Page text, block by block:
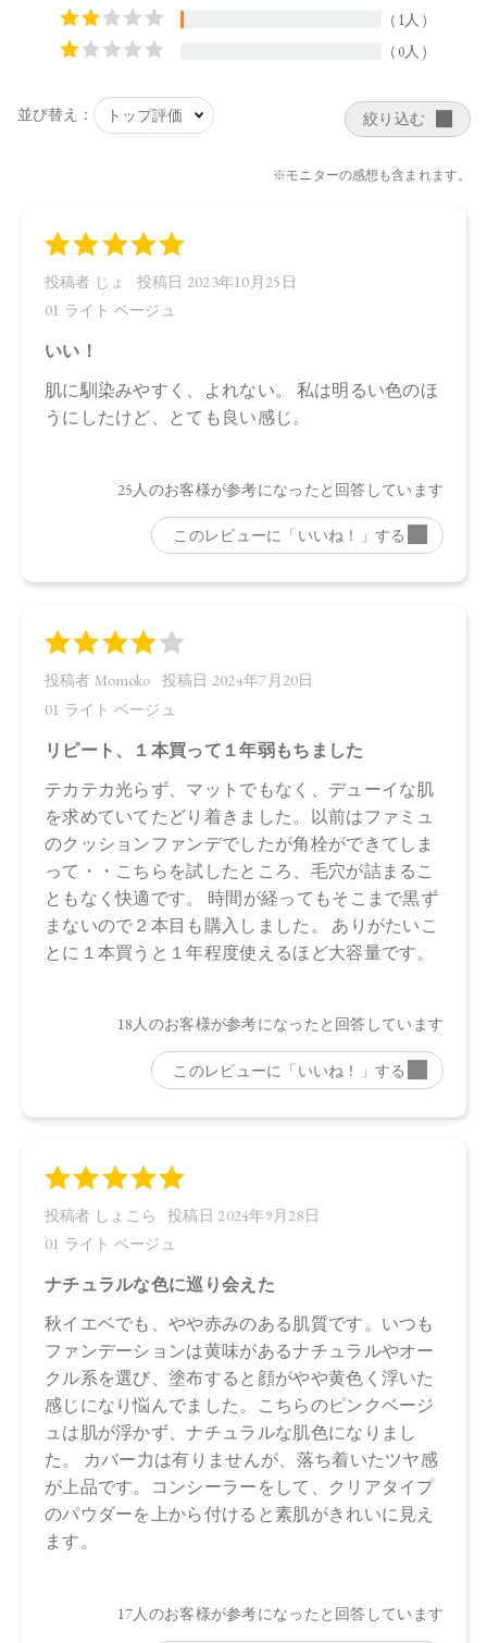
リグリセリル－１０、ペンタヒドロキシステアリン酸ポリグ
リセリル－１０、水酸化Ａｌ、ステアリン酸、クエン酸Ｎ
ａ、フェノキシエタノール、ポリリシノレイン酸ポリグリセ
３、マイカ、酸化鉄
水、ラウリン酸メチルヘプチル、酸化チタン、エタノール、
リン酸亜鉛、オプンチアフィクスインジカ種子油、ヒマワリ
種子油、ローズマリー葉エキス、ラベンダー花エキス、ゼニ
アオイ花エキス、アカツメクサ花エキス、ハマナス花エキ
ス、ヨモギ葉エキス、チャ葉エキス、ユズ果実エキス、ラベ
アオモジ果実油、イランイラン花油、トコフェロール、セス
キイソステアリン酸ソルビタン、ペンタイソステアリン酸ポ
リグリセリル－１０、ペンタヒドロキシステアリン酸ポリグ
リセリル－１０、水酸化Ａｌ、ステアリン酸、クエン酸Ｎ
リル－６、ＢＧ、デキストラン、アセチルテトラペプチド－
水、ラウリン酸メチルヘプチル、酸化チタン、エタノール、
リン酸亜鉛、オプンチアフィクスインジカ種子油、ヒマワリ
種子油、ローズマリー葉エキス、ラベンダー花エキス、ゼニ
アオイ花エキス、アカツメクサ花エキス、ハマナス花エキ
ス、ヨモギ葉エキス、チャ葉エキス、ユズ果実エキス、ラベ
アオモジ果実油、イランイラン花油、トコフェロール、セス
キイソステアリン酸ソルビタン、ペンタイソステアリン酸ポ
リグリセリル－１０、ペンタヒドロキシステアリン酸ポリグ
リセリル－１０、水酸化Ａｌ、ステアリン酸、クエン酸Ｎ
ａ、フェノキシエタノール、ポリリシノレイン酸ポリグリセ
リル－６、ＢＧ、デキストラン、アセチルテトラペプチド－
３、マイカ、酸化鉄
・04 Ash Beige：
リン酸亜鉛、オプンチアフィクスインジカ種子油、ヒマワリ
種子油、ローズマリー葉エキス、ラベンダー花エキス、ゼニ
アオイ花エキス、アカツメクサ花エキス、ハマナス花エキ
キイソステアリン酸ソルビタン、ペンタイソステアリン酸ポ
リグリセリル－１０、ペンタヒドロキシステアリン酸ポリグ
ａ、フェノキシエタノール、ポリリシノレイン酸ポリグリセ
リル－６、ＢＧ、デキストラン、アセチルテトラペプチド－
【原産国】
日本
【メーカー品番】
店舗でお問い合わせの際には、下記品番をお伝え下さい。
・01：4570106726204
・02：4570106726211
・03：4570106726228
【店舗発売日】